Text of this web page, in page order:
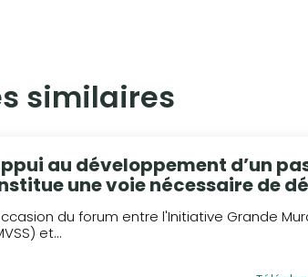
similaires​
au développement d’un
une voie nécessaire de
Verte
du forum entre l'Initiative Grande
et...